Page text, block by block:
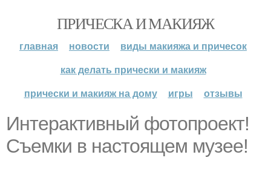
ПРИЧЕСКА И МАКИЯЖ
главная новости
виды макияжа и причесок
как делать прически и макияж
прически и макияж на дому
игры отзывы
Интерактивный фотопроект!
Съемки в настоящем музее!